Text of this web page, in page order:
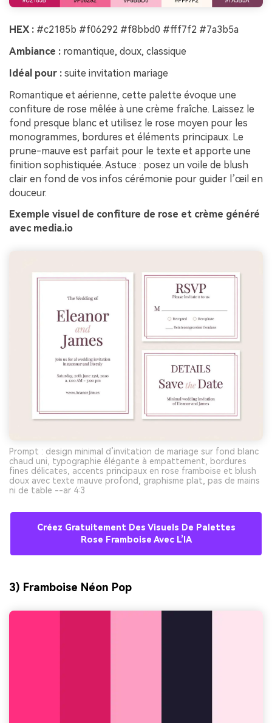
HEX : #c2185b #f06292 #f8bbd0 #fff7f2 #7a3b5a
Ambiance : romantique, doux, classique
Idéal pour : suite invitation mariage
Romantique et aérienne, cette palette évoque une
confiture de rose mêlée à une crème fraîche. Laissez le
fond presque blanc et utilisez le rose moyen pour les
monogrammes, bordures et éléments principaux. Le
prune-mauve est parfait pour le texte et apporte une
finition sophistiquée. Astuce : posez un voile de blush
clair en fond de vos infos cérémonie pour guider l’œil en
douceur.
Exemple visuel de confiture de rose et crème généré
avec media.io
Prompt : design minimal d’invitation de mariage sur fond blanc
chaud uni, typographie élégante à empattement, bordures
fines délicates, accents principaux en rose framboise et blush
doux avec texte mauve profond, graphisme plat, pas de mains
ni de table --ar 4:3
Créez Gratuitement Des Visuels De Palettes
Rose Framboise Avec L’IA
3) Framboise Néon Pop